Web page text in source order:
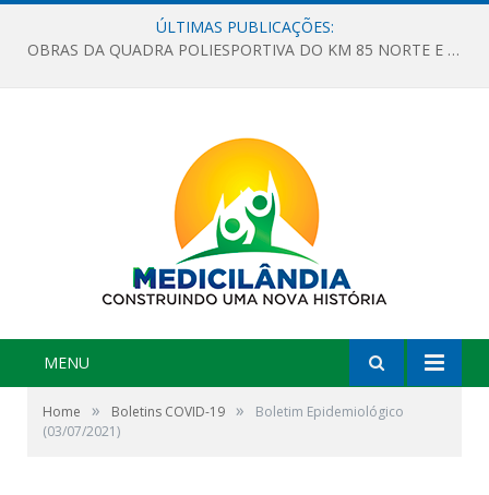
ÚLTIMAS PUBLICAÇÕES:
OBRAS DA QUADRA POLIESPORTIVA DO KM 85 NORTE E DA ESCOLA GASPAR VIANA AVANÇAM
MENU
Home » Boletins COVID-19 »
Boletim Epidemiológico
(03/07/2021)